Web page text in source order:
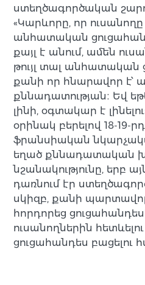
ստեղծագործական
«Կարևորը, որ
անհատական
քայլ է անում, ամեն
թույլ տալ անհատական
քանի որ հնարավոր է՝
քննադատության։ Եվ
լինի, օգտակար է
օրինակ բերելով 18-19-
ֆրանսիական
եղած քննադատական
նշանակությունը, երբ
դառնում էր
սկիզբ, քանի
հորդորեց
ուսանողներին
ցուցահանդես բացելու